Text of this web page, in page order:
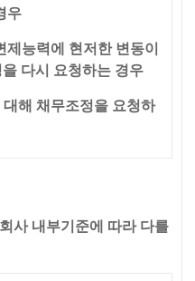
우
능력에 현저한 변동이
다시 요청하는 경우
해 채무조정을 요청하
사 내부기준에 따라 다를